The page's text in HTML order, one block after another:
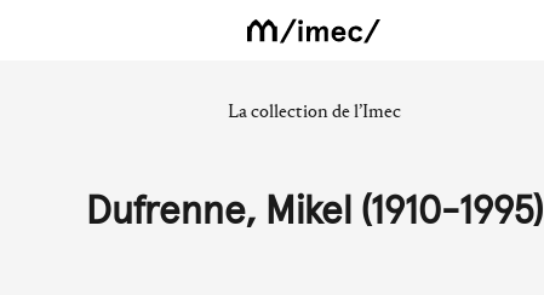
La collection de l’Imec
Dufrenne, Mikel (1910-1995)